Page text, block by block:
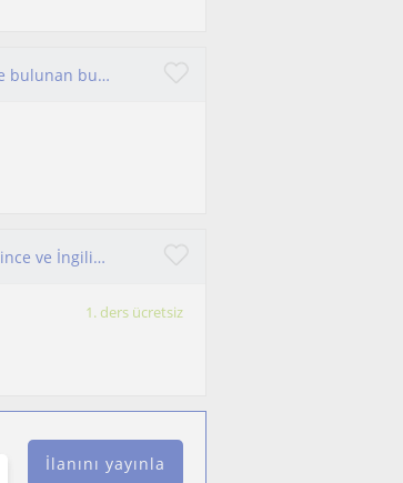
Turizm konaklama alanında Nevşehir Kapadokya bölgesinde bulunan butik otel özelinde bütün çalışan, işletmeci, mezun ve üniversite
Çin Dili Öğrencisinden Sıfırdan Başlayanlara Pratik Odaklı Çince ve İngilizce
1. ders ücretsiz
İlanını yayınla